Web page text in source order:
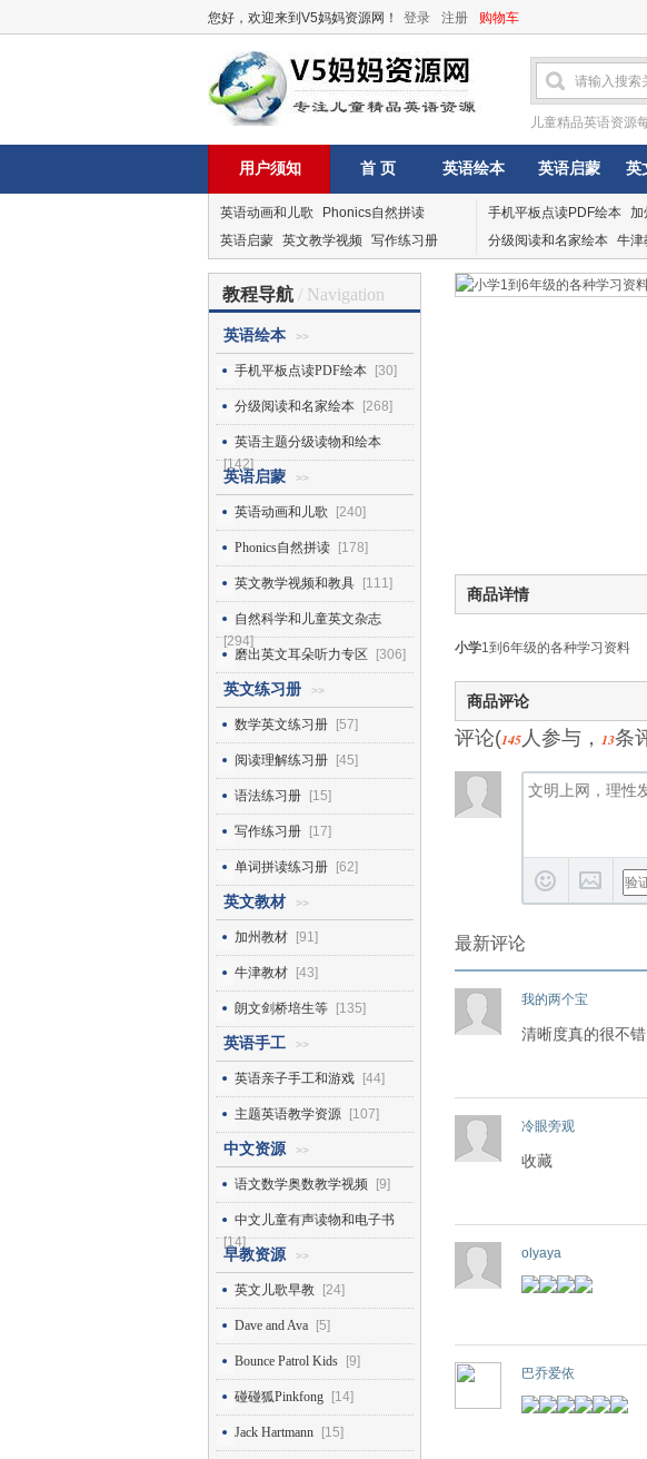
您好，欢迎来到V5妈妈资源网！ 登录 注册 购物车
儿童精品英语资源
用户须知 首 页 英语绘本 英语启蒙 英
英语动画和儿歌
Phonics自然拼读
英语启蒙 英文教学视频 写作练习册
手机平板点读PDF绘本 加
分级阅读和名家绘本 牛津
教程导航 / Navigation
英语绘本 >>
手机平板点读PDF绘本 [30]
分级阅读和名家绘本 [268]
英语主题分级读物和绘本
[142]
英语启蒙 >>
英语动画和儿歌 [240]
Phonics自然拼读 [178]
英文教学视频和教具 [111]
自然科学和儿童英文杂志
[294]
磨出英文耳朵听力专区
[306]
英文练习册 >>
数学英文练习册 [57]
阅读理解练习册 [45]
语法练习册 [15]
写作练习册 [17]
单词拼读练习册 [62]
英文教材 >>
加州教材 [91]
牛津教材 [43]
朗文剑桥培生等 [135]
英语手工 >>
英语亲子手工和游戏 [44]
主题英语教学资源 [107]
中文资源 >>
语文数学奥数教学视频 [9]
中文儿童有声读物和电子书
[14]
早教资源 >>
英文儿歌早教 [24]
Dave and Ava [5]
Bounce Patrol Kids [9]
碰碰狐Pinkfong [14]
Jack Hartmann [15]
商品详情
小学1到6年级的各种学习资料
商品评论
评论(145人参与， 13条
最新评论
我的两个宝
清晰度真的很不错
冷眼旁观
收藏
olyaya
巴乔爱依